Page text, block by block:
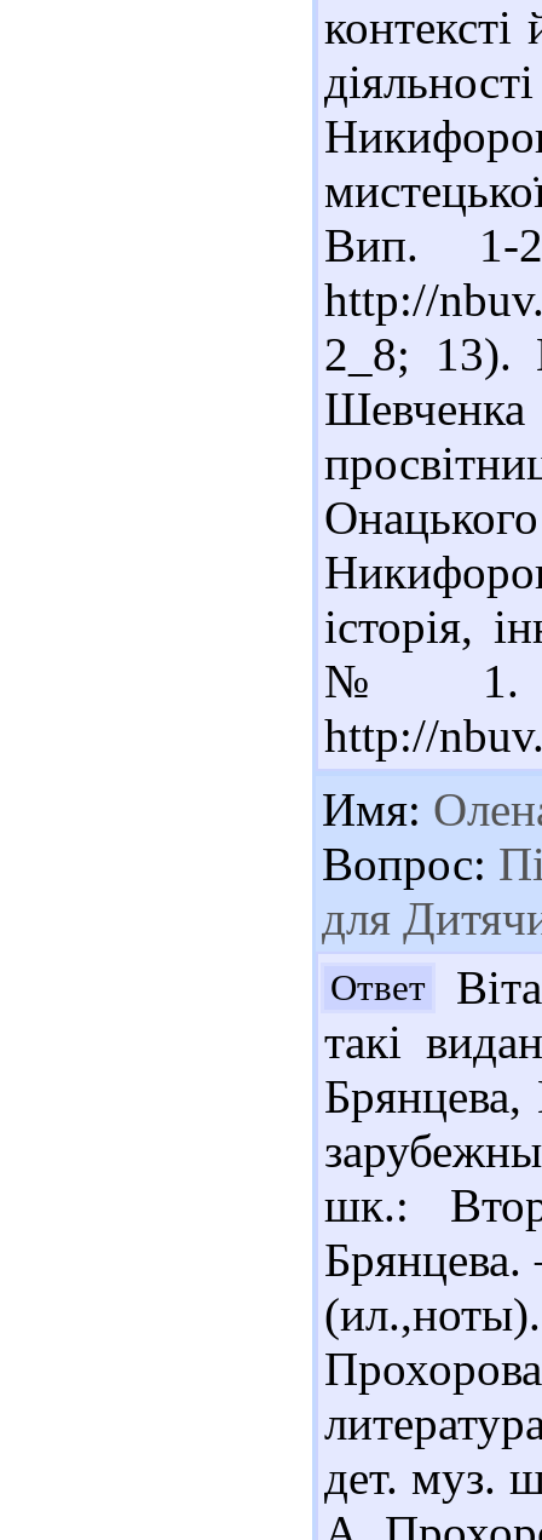
контексті
Вип.
http://
2_8;
історія,
№ 1. -
http://
Имя:
Вопрос:
для
Ответ
такі
шк.:
дет. муз.